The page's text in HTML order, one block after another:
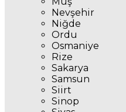
Nevşehir
Niğde
Ordu
Osmaniye
Rize
Sakarya
Samsun
Siirt
Sinop